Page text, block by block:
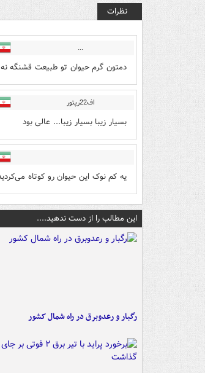
نظرات
...
دمتون گرم حیوان تو طبیعت قشنگه
اف22رپتور
بسیار زیبا بسیار زیبا... عالی بود
یه کم نوک این حیوان رو کوتاه
این مطالب را از دست ندهید....
رگبار و رعدوبرق در راه شمال کشور